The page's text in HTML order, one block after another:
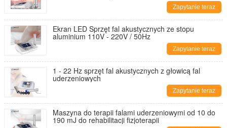
Zapytanie teraz
Ekran LED Sprzęt fal akustycznych ze stopu
aluminium 110V - 220V / 50Hz
Zapytanie teraz
1 - 22 Hz sprzęt fal akustycznych z głowicą fal
uderzeniowych
Zapytanie teraz
Maszyna do terapii falami uderzeniowymi od 10 do
190 mJ do rehabilitacji fizjoterapii